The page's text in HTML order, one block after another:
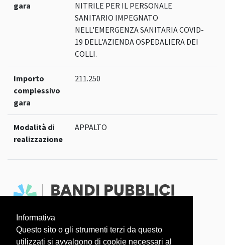
Informativa
Questo sito o gli strumenti terzi da questo
utilizzati si avvalgono di cookie necessari al
gara
NITRILE PER IL PERSONALE
SANITARIO IMPEGNATO
NELL'EMERGENZA SANITARIA COVID-
19 DELL'AZIENDA OSPEDALIERA DEI
COLLI.
Importo
complessivo
gara
211.250
Modalità di
realizzazione
APPALTO
Faq Dati aperti